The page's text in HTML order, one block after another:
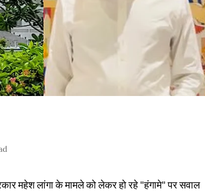
महेश लांगा के मामले को लेकर हो रहे "हंगामे" पर सवाल